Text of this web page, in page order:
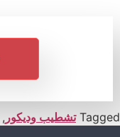
Tagged تشطيب وديكور ,